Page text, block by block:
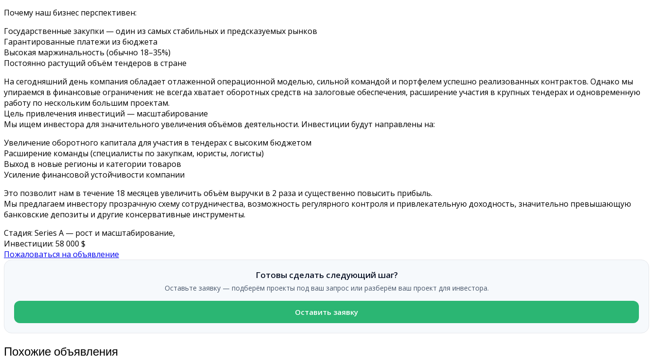
Почему наш бизнес перспективен:
Государственные закупки — один из самых стабильных и предсказуемых рынков
Гарантированные платежи из бюджета
Высокая маржинальность (обычно 18–35%)
Постоянно растущий объём тендеров в стране
На сегодняшний день компания обладает отлаженной операционной моделью, сильной командой и портфелем успешно реализованных контрактов. Однако мы
упираемся в финансовые ограничения: не всегда хватает оборотных средств на залоговые обеспечения, расширение участия в крупных тендерах и одновременную
работу по нескольким большим проектам.
Цель привлечения инвестиций — масштабирование
Мы ищем инвестора для значительного увеличения объёмов деятельности. Инвестиции будут направлены на:
Увеличение оборотного капитала для участия в тендерах с высоким бюджетом
Расширение команды (специалисты по закупкам, юристы, логисты)
Выход в новые регионы и категории товаров
Усиление финансовой устойчивости компании
Это позволит нам в течение 18 месяцев увеличить объём выручки в 2 раза и существенно повысить прибыль.
Мы предлагаем инвестору прозрачную схему сотрудничества, возможность регулярного контроля и привлекательную доходность, значительно превышающую
банковские депозиты и другие консервативные инструменты.
Стадия: Series A — рост и масштабирование,
Инвестиции: 58 000 $
Пожаловаться на объявление
Готовы сделать следующий шаг?
Оставьте заявку — подберём проекты под ваш запрос или разберём ваш проект для инвестора.
Оставить заявку
Похожие объявления